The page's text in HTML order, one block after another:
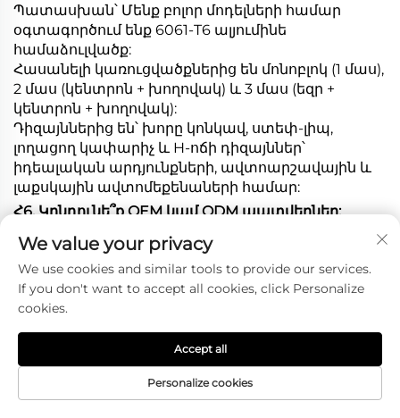
Պատասխան՝ Մենք բոլոր մոդելների համար
օգտագործում ենք 6061-T6 ալյումինե
համաձուլվածք:
Հասանելի կառուցվածքներից են մոնոբլոկ (1 մաս),
2 մաս (կենտրոն + խողովակ) և 3 մաս (եզր +
կենտրոն + խողովակ):
Դիզայններից են՝ խորը կոնկավ, ստեփ-լիպ,
լողացող կափարիչ և H-ոճի դիզայններ՝
իդեալական արդյունքների, ավտոարշավային և
լաքսկային ավտոմեքենաների համար:
Հ6. Կընդունե՞ք OEM կամ ODM պատվերներ:
Պատասխան՝ Այո: Ծառայությունների մեջ են
ներառված լոգոյի հատուկ փորագրումը,
բացառիկ անիվների դիզայնը և դեզերի համար
Հ. Ո՞րն է ձեր MOQ-ն (նվազագույն պատվերը):
Պատասխան՝ • Մանրածախ. 1 հավաքածու / 4
We value your privacy
We use cookies and similar tools to provide our services.
If you don't want to accept all cookies, click Personalize
cookies.
Personalize cookies
Accept all